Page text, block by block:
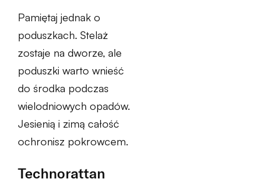
Pamiętaj jednak o
poduszkach. Stelaż
zostaje na dworze, ale
poduszki warto wnieść
do środka podczas
wielodniowych opadów.
Jesienią i zimą całość
ochronisz pokrowcem.
Technorattan